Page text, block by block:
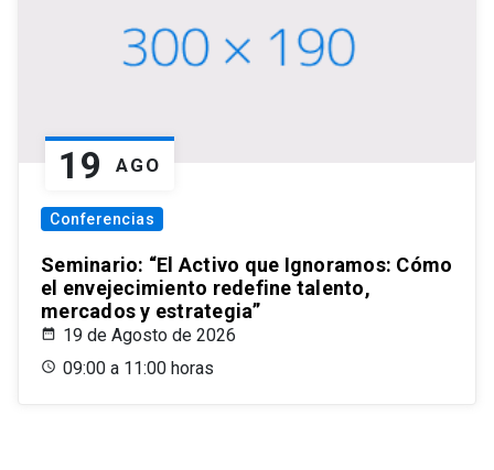
19 AGO
Conferencias
Seminario: “El Activo que Ignoramos: Cómo
el envejecimiento redefine talento,
mercados y estrategia”
19 de Agosto de 2026
09:00 a 11:00 horas